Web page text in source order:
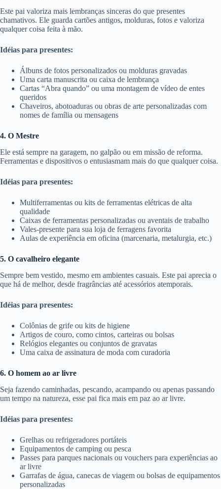
Este pai valoriza mais lembranças sinceras do que presentes
chamativos. Ele guarda cartões antigos, molduras, fotos e valoriza
qualquer coisa feita à mão.
Idéias para presentes:
Álbuns de fotos personalizados ou molduras gravadas
Uma carta manuscrita ou caixa de lembrança
Cartas “Abra quando” ou uma montagem de vídeo de entes
queridos
Chaveiros, abotoaduras ou obras de arte personalizadas com
nomes de família ou mensagens
4. O Mestre
Ele está sempre na garagem, no galpão ou em missão de reforma.
Ferramentas e dispositivos o entusiasmam mais do que qualquer coisa.
Idéias para presentes:
Multiferramentas ou kits de ferramentas elétricas de alta
qualidade
Caixas de ferramentas personalizadas ou aventais de trabalho
Vales-presente para sua loja de ferragens favorita
Aulas de experiência em oficina (marcenaria, metalurgia, etc.)
5. O cavalheiro elegante
Sempre bem vestido, mesmo em ambientes casuais. Este pai aprecia o
que há de melhor, desde fragrâncias até acessórios atemporais.
Idéias para presentes:
Colônias de grife ou kits de higiene
Artigos de couro, como cintos, carteiras ou bolsas
Relógios elegantes ou conjuntos de gravatas
Uma caixa de assinatura de moda com curadoria
6. O homem ao ar livre
Seja fazendo caminhadas, pescando, acampando ou apenas passando
um tempo na natureza, esse pai fica mais em paz ao ar livre.
Idéias para presentes:
Grelhas ou refrigeradores portáteis
Equipamentos de camping ou pesca
Passes para parques nacionais ou vouchers para experiências ao
ar livre
Garrafas de água, canecas de viagem ou bolsas de equipamentos
personalizadas